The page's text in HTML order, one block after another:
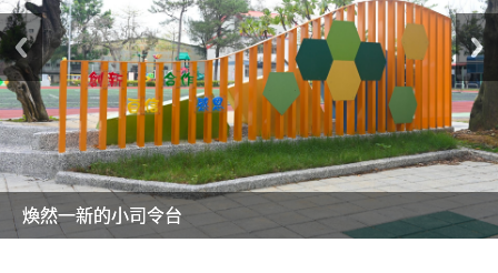
美麗的操場是我們活力的來源
美麗的操場是我們活力的來源
煥然一新的小司令台
煥然一新的小司令台
富含桃園埤塘田園風光意象的中廊
富含桃園埤塘田園風光意象的中廊
嶄新的中庭廣場
嶄新的中庭廣場
水生池生生不息
水生池生生不息